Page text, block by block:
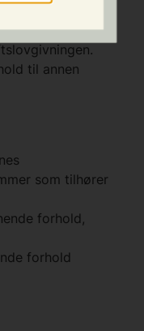
må ha
til annen
som tilhører
forhold,
forhold